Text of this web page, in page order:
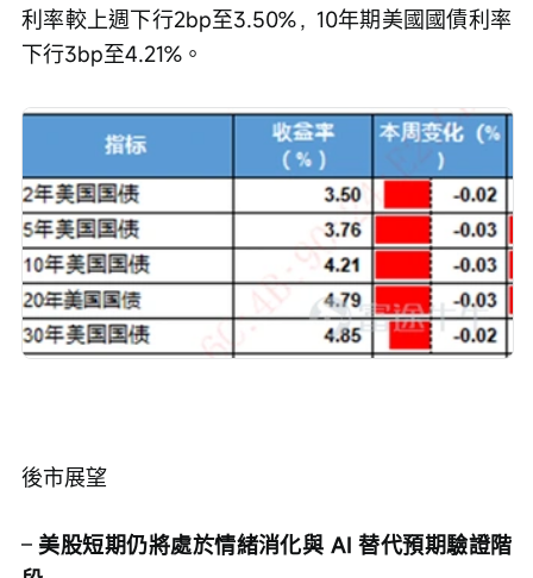
利率較上週下行2bp至3.50%，10年期美國國債利率
下行3bp至4.21%。
後市展望
– 美股短期仍將處於情緒消化與 AI 替代預期驗證階